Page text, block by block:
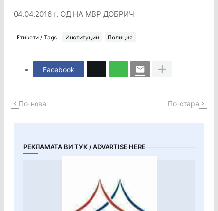
04.04.2016 г. ОД НА МВР ДОБРИЧ
Етикети / Tags Институции Полиция
Facebook
По-нова По-стара
РЕКЛАМАТА ВИ ТУК / ADVARTISE HERE